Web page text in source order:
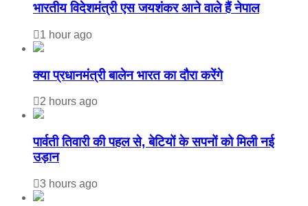
भारतीय विदेशमंत्री एस जयशंकर आने वाले हैं नेपाल
1 hour ago
क्या प्रधानमंत्री बालेन भारत का दौरा करेंगे
2 hours ago
पार्वती तिवारी की पहल से, बेटियों के सपनों को मिली नई
उड़ान
3 hours ago